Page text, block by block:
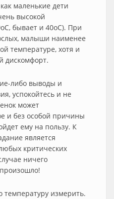
маленькие дети
высокой
бывает и 40oС). При
малыши наименее
температуре, хотя и
дискомфорт.
либо выводы и
успокойтесь и не
может
и без особой причины
ему на пользу. К
является
критических
ничего
температуру измерить.